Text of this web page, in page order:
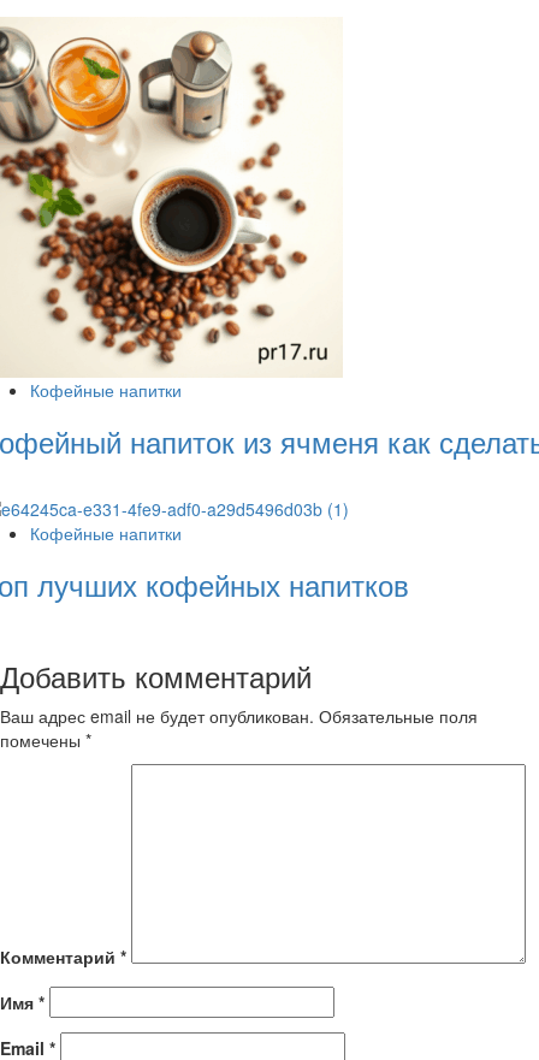
Кофейные напитки
напиток из ячменя как
Кофейные напитки
лучших кофейных напитков
Добавить комментарий
Ваш адрес email не будет опубликован. Обязательные поля
помечены *
Комментарий *
Имя *
Email *